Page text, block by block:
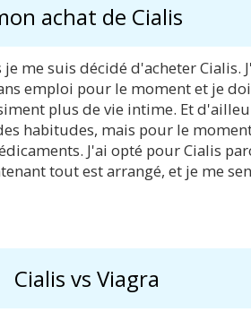
achat de Cialis
me suis décidé d'acheter Cialis.
emploi pour le moment et je
plus de vie intime. Et
habitudes, mais pour le
J'ai opté pour Cialis
tout est arrangé, et je me
Cialis vs Viagra